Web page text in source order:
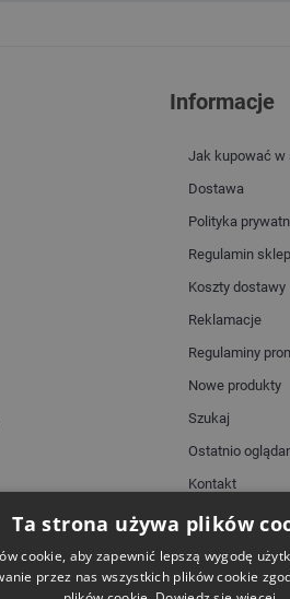
Informacje
Jak kupować w
Dostawa
Polityka
Regulamin
Koszty dostawy
Reklamacje
Regulaminy
Nowe produkty
Szukaj
Ostatnio
Kontakt
Mapa strony
Ta strona używa plików
cookie, aby zapewnić lepszą wygodę
przez nas wszystkich plików cookie